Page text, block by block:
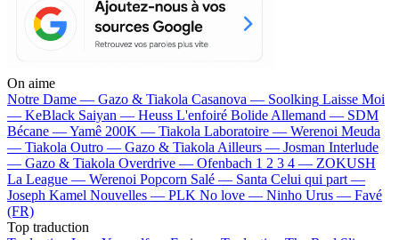
On aime
Notre Dame — Gazo & Tiakola Casanova — Soolking Laisse Moi
— KeBlack Saiyan — Heuss L'enfoiré Bolide Allemand — SDM
Bécane —Yamê 200K — Tiakola Laboratoire — Werenoi Meuda
— Tiakola Outro — Gazo & Tiakola Ailleurs — Josman Interlude
— Gazo & Tiakola Overdrive — Ofenbach 1 2 3 4 — ZOKUSH
La League — Werenoi Popcorn Salé — Santa Celui qui part —
Joseph Kamel Nouvelles — PLK No love — Ninho Urus — Favé
(FR)
Top traduction